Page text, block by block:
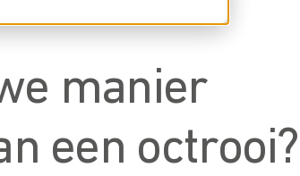
manier
een octrooi?